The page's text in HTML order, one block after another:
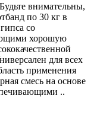
внимательны,
по 30 кг в
со
хорошую
для всех
применения
смесь на основе
..